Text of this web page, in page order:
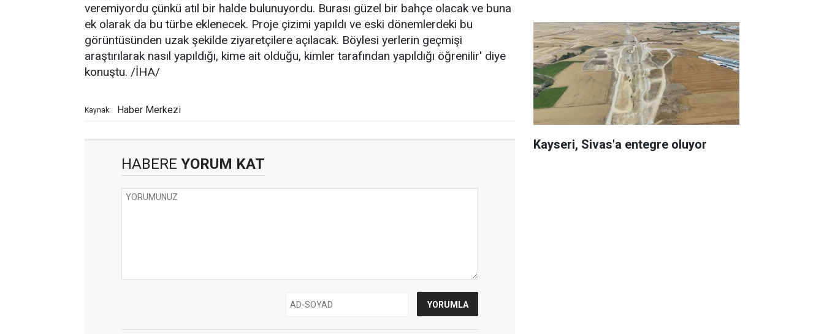
veremiyordu çünkü atıl bir halde bulunuyordu. Burası güzel bir bahçe olacak ve buna
ek olarak da bu türbe eklenecek. Proje çizimi yapıldı ve eski dönemlerdeki bu
görüntüsünden uzak şekilde ziyaretçilere açılacak. Böylesi yerlerin geçmişi
araştırılarak nasıl yapıldığı, kime ait olduğu, kimler tarafından yapıldığı öğrenilir' diye
konuştu. /İHA/
Kaynak: Haber Merkezi
HABERE YORUM KAT
Kayseri, Sivas'a entegre oluyor